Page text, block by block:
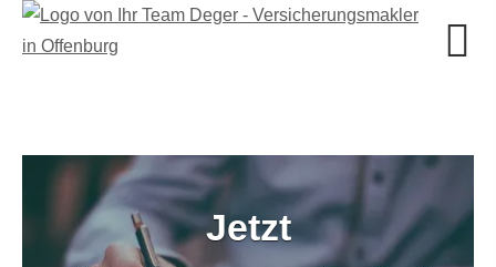
Jetzt